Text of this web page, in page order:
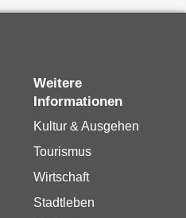
Weitere
Informationen
Kultur & Ausgehen
Tourismus
Wirtschaft
Stadtleben